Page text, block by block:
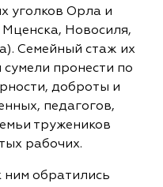
уголков Орла и
Новосиля,
Семейный стаж их
пронести по
доброты и
педагогов,
тружеников
рабочих.
ним обратились